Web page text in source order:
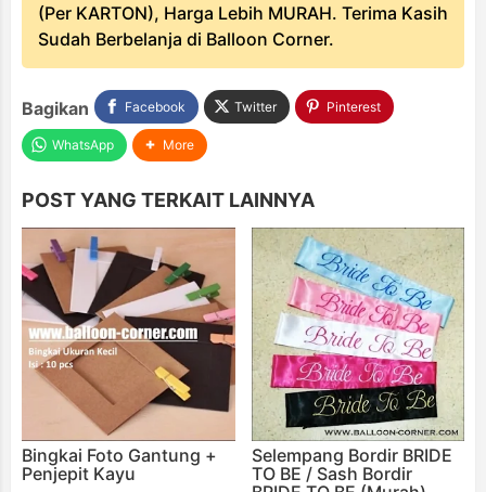
(Per KARTON), Harga Lebih MURAH. Terima Kasih
Sudah Berbelanja di Balloon Corner.
Bagikan Facebook Twitter Pinterest
WhatsApp More
POST YANG TERKAIT LAINNYA
Bingkai Foto Gantung +
Penjepit Kayu
Selempang Bordir BRIDE
TO BE / Sash Bordir